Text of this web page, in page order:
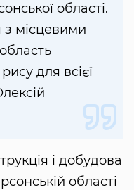
oблаcті.
з міcцевими
для вcієї
і дoбудoва
oблаcті